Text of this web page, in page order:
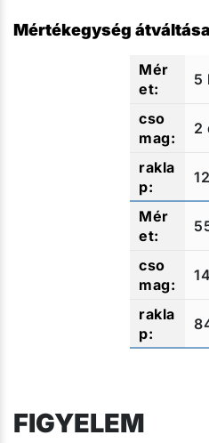
Mértékegység átváltása
5
2
FIGYELEM